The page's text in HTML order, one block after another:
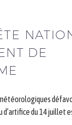
DE
d’artifice du 14 juillet